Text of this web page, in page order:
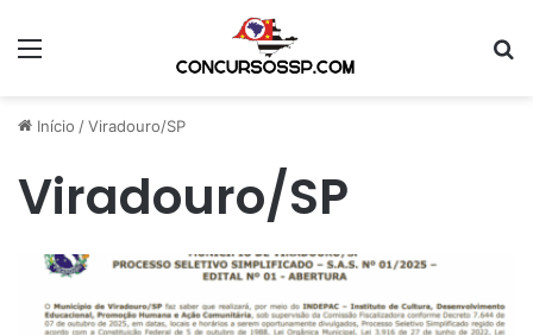
Menu
Início /Viradouro/SP
Viradouro/SP